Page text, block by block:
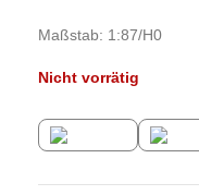
Maßstab: 1:87/H0
Nicht vorrätig